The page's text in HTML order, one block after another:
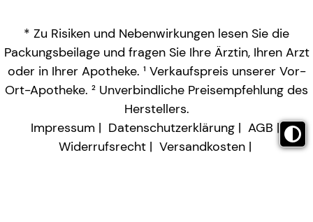
* Zu Risiken und Nebenwirkungen lesen Sie die
Packungsbeilage und fragen Sie Ihre Ärztin, Ihren Arzt
oder in Ihrer Apotheke. ¹ Verkaufspreis unserer Vor-
Ort-Apotheke. ² Unverbindliche Preisempfehlung des
Herstellers.
Impressum
Datenschutzerklärung
AGB
Widerrufsrecht
Versandkosten